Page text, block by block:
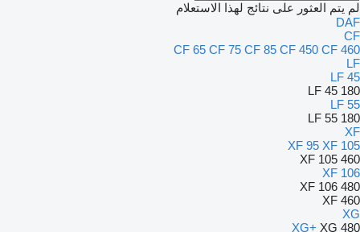
لم يتم العثور على نتائج لهذا الاستعلام
DAF
CF
CF 65 CF 75 CF 85 CF 450 CF 460
LF
LF 45
LF 45 180
LF 55
LF 55 180
XF
XF 95 XF 105
XF 105 460
XF 106
XF 106 480
XF 460
XG
XG+ XG 480